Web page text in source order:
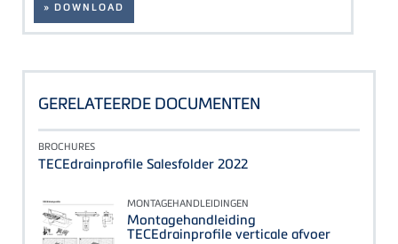
» DOWNLOAD
GERELATEERDE DOCUMENTEN
BROCHURES
TECEdrainprofile Salesfolder 2022
MONTAGEHANDLEIDINGEN
Montagehandleiding
TECEdrainprofile verticale afvoer